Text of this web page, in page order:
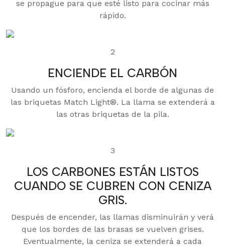
se propague para que esté listo para cocinar más
rápido.
2
ENCIENDE EL CARBÓN
Usando un fósforo, encienda el borde de algunas de
las briquetas Match Light®. La llama se extenderá a
las otras briquetas de la pila.
3
LOS CARBONES ESTÁN LISTOS
CUANDO SE CUBREN CON CENIZA
GRIS.
Después de encender, las llamas disminuirán y verá
que los bordes de las brasas se vuelven grises.
Eventualmente, la ceniza se extenderá a cada